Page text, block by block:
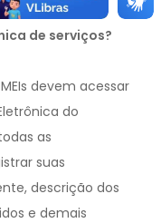
de serviços?
devem acessar
do
as
suas
descrição dos
e demais